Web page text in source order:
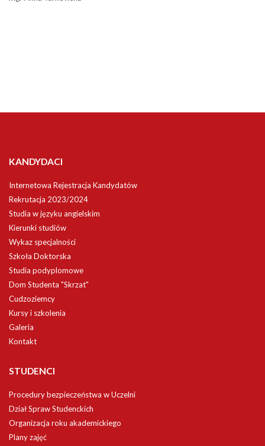
KANDYDACI
Internetowa Rejestracja Kandydatów
Rekrutacja 2023/2024
Studia w języku angielskim
Kierunki studiów
Wykaz specjalności
Szkoła Doktorska
Studia podyplomowe
Dom Studenta "Skrzat"
Cudzoziemcy
Kursy i szkolenia
Galeria
Kontakt
STUDENCI
Procedury bezpieczeństwa w Uczelni
Dział Spraw Studenckich
Organizacja roku akademickiego
Plany zajęć